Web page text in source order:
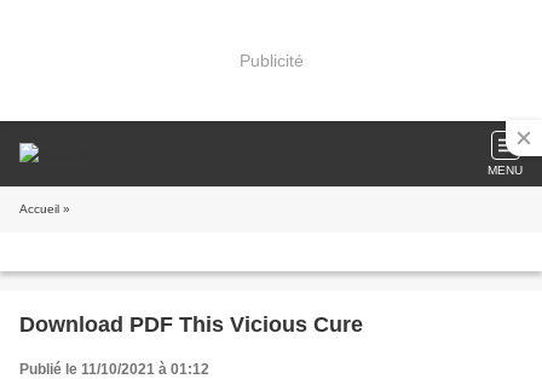
Publicité
MENU
Accueil »
Download PDF This Vicious Cure
Publié le 11/10/2021 à 01:12